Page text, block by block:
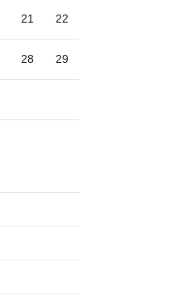
21 22
28 29